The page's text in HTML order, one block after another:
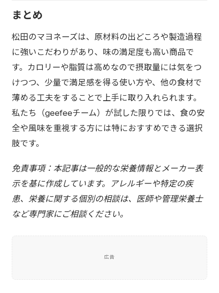
まとめ
松田のマヨネーズは、原材料の出どころや製造過程
に強いこだわりがあり、味の満足度も高い商品で
す。カロリーや脂質は高めなので摂取量には気をつ
けつつ、少量で満足感を得る使い方や、他の食材で
薄める工夫をすることで上手に取り入れられます。
私たち（geefeeチーム）が試した限りでは、食の安
全や風味を重視する方には特におすすめできる選択
肢です。
免責事項：本記事は一般的な栄養情報とメーカー表
示を基に作成しています。アレルギーや特定の疾
患、栄養に関する個別の相談は、医師や管理栄養士
など専門家にご相談ください。
広告